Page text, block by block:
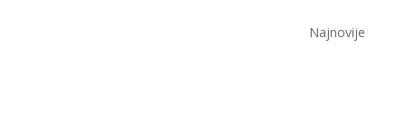
Najnovije